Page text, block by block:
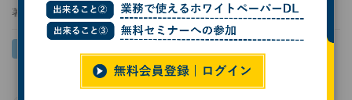
著者： 波留久泉